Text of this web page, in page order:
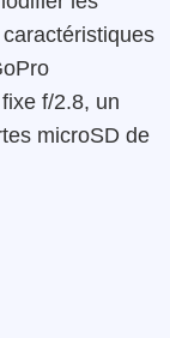
f/2.8, un
microSD de